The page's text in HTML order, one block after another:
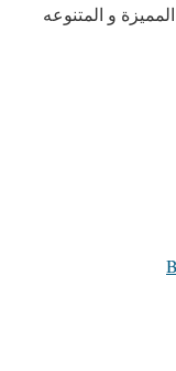
و المتنوعه